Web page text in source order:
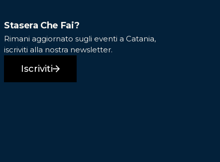
Stasera Che Fai?
Rimani aggiornato sugli eventi a Catania,
iscriviti alla nostra newsletter.
Iscriviti